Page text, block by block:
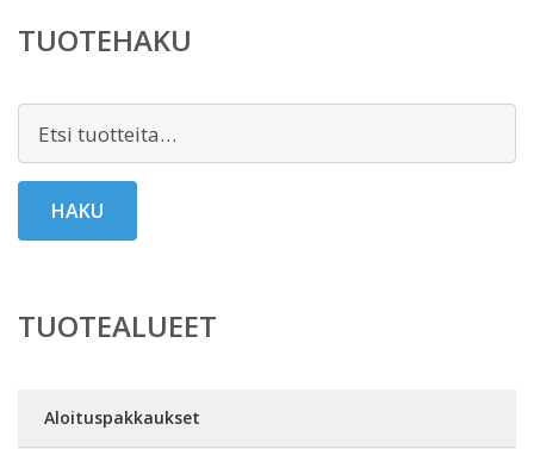
TUOTEHAKU
HAKU
TUOTEALUEET
Aloituspakkaukset